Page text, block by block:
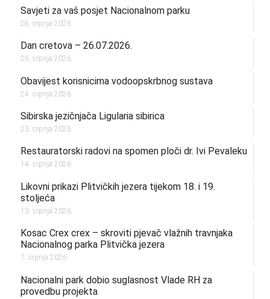
Savjeti za vaš posjet Nacionalnom parku
28. srpnja 2026.
Dan cretova – 26.07.2026.
26. srpnja 2026.
Obavijest korisnicima vodoopskrbnog sustava
24. srpnja 2026.
Sibirska jezičnjača Ligularia sibirica
23. srpnja 2026.
Restauratorski radovi na spomen ploči dr. Ivi Pevaleku
14. srpnja 2026.
Likovni prikazi Plitvičkih jezera tijekom 18. i 19.
stoljeća
13. srpnja 2026.
Kosac Crex crex – skroviti pjevač vlažnih travnjaka
Nacionalnog parka Plitvička jezera
7. srpnja 2026.
Nacionalni park dobio suglasnost Vlade RH za
provedbu projekta